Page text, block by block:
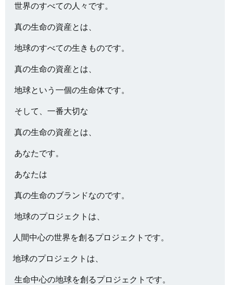
世界のすべての人々です。
真の生命の資産とは、
地球のすべての生きものです。
真の生命の資産とは、
地球という一個の生命体です。
そして、一番大切な
真の生命の資産とは、
あなたです。
あなたは
真の生命のブランドなのです。
地球のプロジェクトは、
人間中心の世界を創るプロジェクトです。
地球のプロジェクトは、
生命中心の地球を創るプロジェクトです。